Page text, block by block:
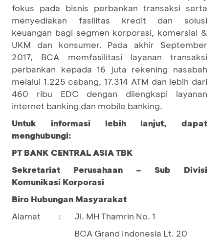
fokus pada bisnis perbankan transaksi serta
menyediakan fasilitas kredit dan solusi
keuangan bagi segmen korporasi, komersial &
UKM dan konsumer. Pada akhir September
2017, BCA memfasilitasi layanan transaksi
perbankan kepada 16 juta rekening nasabah
melalui 1.225 cabang, 17.314 ATM dan lebih dari
460 ribu EDC dengan dilengkapi layanan
internet banking dan mobile banking.
Untuk informasi lebih lanjut, dapat
menghubungi:
PT BANK CENTRAL ASIA TBK
Sekretariat Perusahaan – Sub Divisi
Komunikasi Korporasi
Biro Hubungan Masyarakat
Alamat
:
Jl. MH Thamrin No. 1
BCA Grand Indonesia Lt. 20